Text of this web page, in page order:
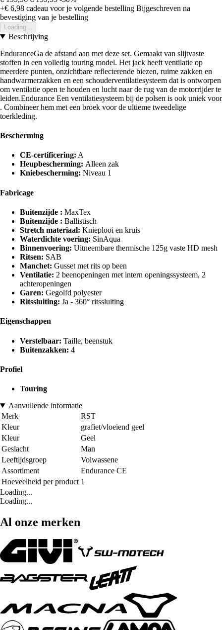
+€ 6,98 cadeau voor je volgende bestelling Bijgeschreven na
bevestiging van je bestelling
Loading...
Beschrijving
EnduranceGa de afstand aan met deze set. Gemaakt van slijtvaste
stoffen in een volledig touring model. Het jack heeft ventilatie op
meerdere punten, onzichtbare reflecterende biezen, ruime zakken en
handwarmerzakken en een schouderventilatiesysteem dat is ontworpen
om ventilatie open te houden en lucht naar de rug van de motorrijder te
leiden.Endurance Een ventilatiesysteem bij de polsen is ook uniek voor
. Combineer hem met een broek voor de ultieme tweedelige
toerkleding.
Bescherming
CE-certificering: A
Heupbescherming: Alleen zak
Kniebescherming: Niveau 1
Fabricage
Buitenzijde : MaxTex
Buitenzijde : Ballistisch
Stretch materiaal: Knieplooi en kruis
Waterdichte voering: SinAqua
Binnenvoering: Uitneembare thermische 125g vaste HD mesh
Ritsen: SAB
Manchet: Gusset met rits op been
Ventilatie: 2 beenopeningen met intern openingssysteem, 2
achteropeningen
Garen: Gegolfd polyester
Ritssluiting: Ja - 360° ritssluiting
Eigenschappen
Verstelbaar: Taille, beenstuk
Buitenzakken: 4
Profiel
Touring
Aanvullende informatie
Merk
RST
Kleur
grafiet/vloeiend geel
Kleur
Geel
Geslacht
Man
Leeftijdsgroep
Volwassene
Assortiment
Endurance CE
Hoeveelheid per product 1
Loading...
Loading...
Al onze merken